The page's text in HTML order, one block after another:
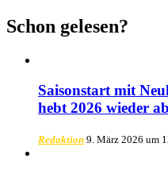
Schon gelesen?
Saisonstart mit
hebt 2026 wieder
Redaktion 9. März 2026 um